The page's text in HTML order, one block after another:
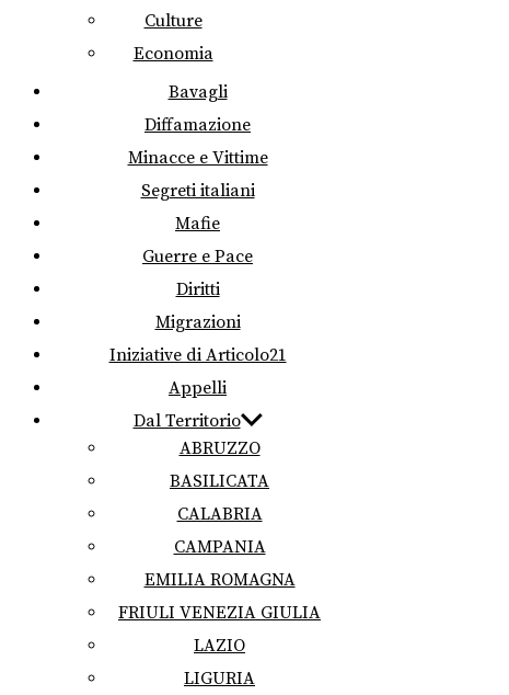
Culture
Economia
Bavagli
Diffamazione
Minacce e Vittime
Segreti italiani
Mafie
Guerre e Pace
Diritti
Migrazioni
Iniziative di Articolo21
Appelli
Dal Territorio
ABRUZZO
BASILICATA
CALABRIA
CAMPANIA
EMILIA ROMAGNA
FRIULI VENEZIA GIULIA
LAZIO
LIGURIA